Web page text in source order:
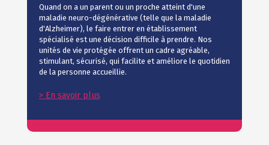
Quand on a un parent ou un proche atteint d'une
maladie neuro-dégénérative (telle que la maladie
d'Alzheimer), le faire entrer en établissement
spécialisé est une décision difficile à prendre. Nos
unités de vie protégée offrent un cadre agréable,
stimulant, sécurisé, qui facilite et améliore le quotidien
de la personne accueillie.
> En savoir plus